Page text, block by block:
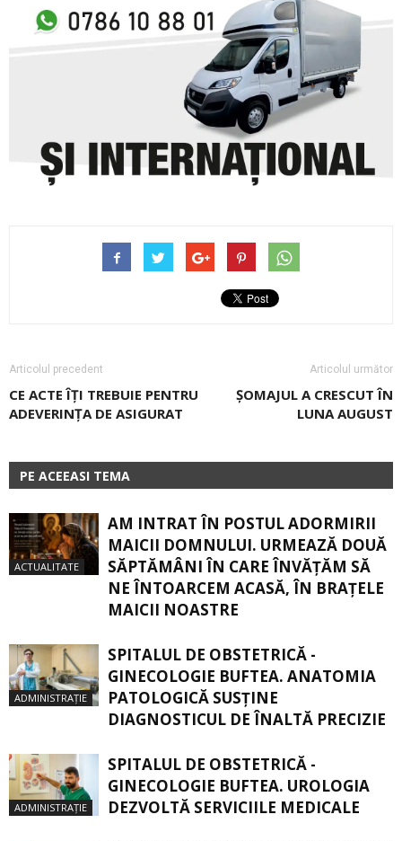
Articolul precedent
CE ACTE ÎŢI TREBUIE PENTRU
ADEVERINŢA DE ASIGURAT
Articolul următor
ȘOMAJUL A CRESCUT ÎN
LUNA AUGUST
PE ACEEASI TEMA
ACTUALITATE
AM INTRAT ÎN POSTUL ADORMIRII
MAICII DOMNULUI. URMEAZĂ DOUĂ
SĂPTĂMÂNI ÎN CARE ÎNVĂŢĂM SĂ
NE ÎNTOARCEM ACASĂ, ÎN BRAŢELE
MAICII NOASTRE
ADMINISTRAȚIE
SPITALUL DE OBSTETRICĂ -
GINECOLOGIE BUFTEA. ANATOMIA
PATOLOGICĂ SUSŢINE
DIAGNOSTICUL DE ÎNALTĂ PRECIZIE
ADMINISTRAȚIE
SPITALUL DE OBSTETRICĂ -
GINECOLOGIE BUFTEA. UROLOGIA
DEZVOLTĂ SERVICIILE MEDICALE